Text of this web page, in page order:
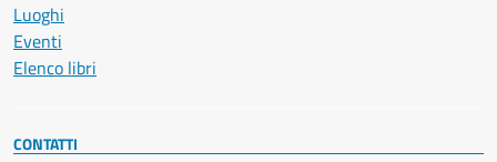
Luoghi
Eventi
Elenco libri
CONTATTI